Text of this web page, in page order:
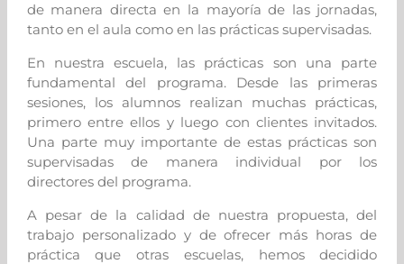
de manera directa en la mayoría de las jornadas,
tanto en el aula como en las prácticas supervisadas.
En nuestra escuela, las prácticas son una parte
fundamental del programa. Desde las primeras
sesiones, los alumnos realizan muchas prácticas,
primero entre ellos y luego con clientes invitados.
Una parte muy importante de estas prácticas son
supervisadas de manera individual por los
directores del programa.
A pesar de la calidad de nuestra propuesta, del
trabajo personalizado y de ofrecer más horas de
práctica que otras escuelas, hemos decidido